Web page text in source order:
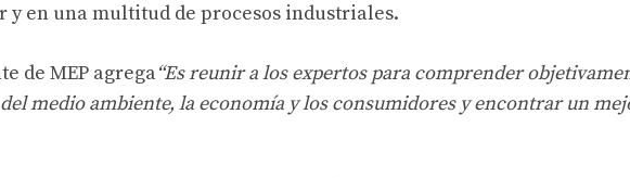
y en una multitud de procesos industriales.
de MEP agrega“Es reunir a los expertos para comprender
medio ambiente, la economía y los consumidores y encontrar un